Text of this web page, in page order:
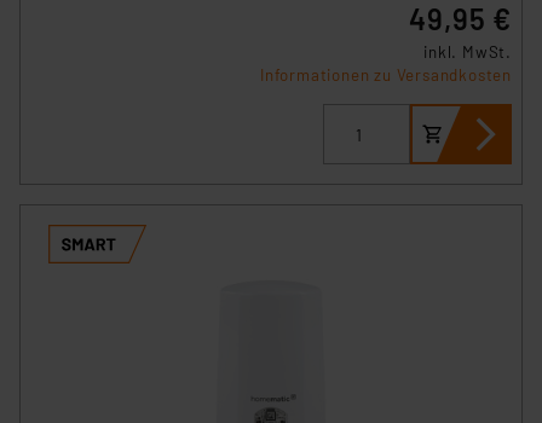
49,95 €
inkl. MwSt.
Informationen zu Versandkosten